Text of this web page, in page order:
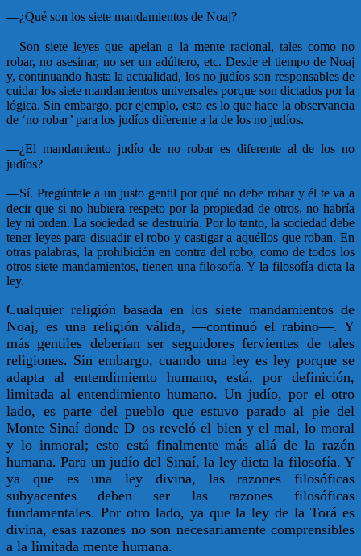
—¿Qué son los siete mandamientos de Noaj?
—Son siete leyes que apelan a la mente racional, tales como no
robar, no asesinar, no ser un adúltero, etc. Desde el tiempo de Noaj
y, continuando hasta la actualidad, los no judíos son responsables de
cuidar los siete mandamientos universales porque son dictados por la
lógica. Sin embargo, por ejemplo, esto es lo que hace la observancia
de ‘no robar’ para los judíos diferente a la de los no judíos.
—¿El mandamiento judío de no robar es diferente al de los no
judíos?
—Sí. Pregúntale a un justo gentil por qué no debe robar y él te va a
decir que si no hubiera respeto por la propiedad de otros, no habría
ley ni orden. La sociedad se destruiría. Por lo tanto, la sociedad debe
tener leyes para disuadir el robo y castigar a aquéllos que roban. En
otras palabras, la prohibición en contra del robo, como de todos los
otros siete mandamientos, tienen una filosofía. Y la filosofía dicta la
ley.
Cualquier religión basada en los siete mandamientos de
Noaj, es una religión válida, —continuó el rabino—. Y
más gentiles deberían ser seguidores fervientes de tales
religiones. Sin embargo, cuando una ley es ley porque se
adapta al entendimiento humano, está, por definición,
limitada al entendimiento humano. Un judío, por el otro
lado, es parte del pueblo que estuvo parado al pie del
Monte Sinaí donde D–os reveló el bien y el mal, lo moral
y lo inmoral; esto está finalmente más allá de la razón
humana. Para un judío del Sinaí, la ley dicta la filosofía. Y
ya que es una ley divina, las razones filosóficas
subyacentes deben ser las razones filosóficas
fundamentales. Por otro lado, ya que la ley de la Torá es
divina, esas razones no son necesariamente comprensibles
a la limitada mente humana.